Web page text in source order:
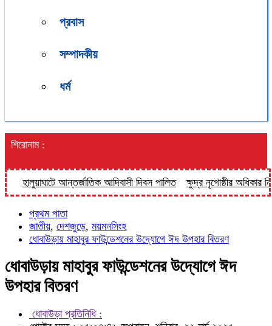
প্রবাস
সম্পাদকীয়
ধর্ম
শিরোনাম :
দিবস পালিত ক্ষুদ্র নৃগোষ্ঠীর অধিকার নিশ্চিতে সবাইকে ঐক্যবদ্ধভাবে
প্রথম পাতা
জাতীয়, দেশজুড়ে, ময়মনসিংহ
ধোবাউড়ায় মাহাবুর ফাউন্ডেশনের উদ্যোগে ঈদ উপহার বিতরণ
ধোবাউড়ায় মাহাবুর ফাউন্ডেশনের উদ্যোগে ঈদ
উপহার বিতরণ
ধোবাউড়া প্রতিনিধি :